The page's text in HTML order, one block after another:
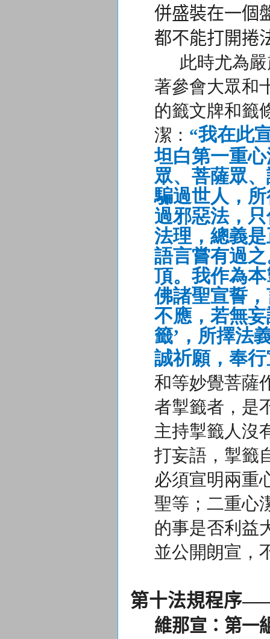
併盛裝在一個
都不能打開捲
此時尤為嚴
著參會大眾和
的籤文牌和籤
潔： “我在此
坦白第一重
眾、菩薩眾、
騙過世人，
過邪惡法，
法理，總義
語言嘗有過
頂。我作為
佛諸聖宣誓
不應，若無
籤’， 所擇法
誠祈願， 奉
和等妙覺菩薩
者掣籤者，是
主持掣籤人沒
打妄語， 掣籤
必須宣明兩重
聖等；二重心
的事是否利益
並公開朗宣，
第十法規程序
維那宣：第一